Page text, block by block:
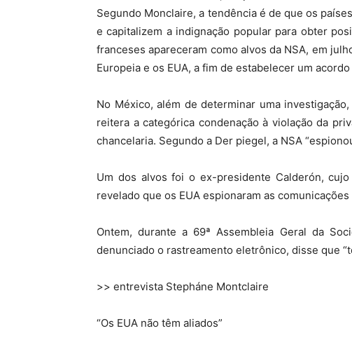
Segundo Monclaire, a tendência é de que os
e capitalizem a indignação popular para obter
franceses apareceram como alvos da NSA, em
Europeia e os EUA, a fim de estabelecer um
No México, além de determinar uma
reitera a categórica condenação à violação da
chancelaria. Segundo a Der piegel, a NSA
Um dos alvos foi o ex-presidente Calderón,
revelado que os EUA espionaram as
Ontem, durante a 69ª Assembleia Geral da
denunciado o rastreamento eletrônico, disse que
>> entrevista Stepháne Montclaire
“Os EUA não têm aliados”